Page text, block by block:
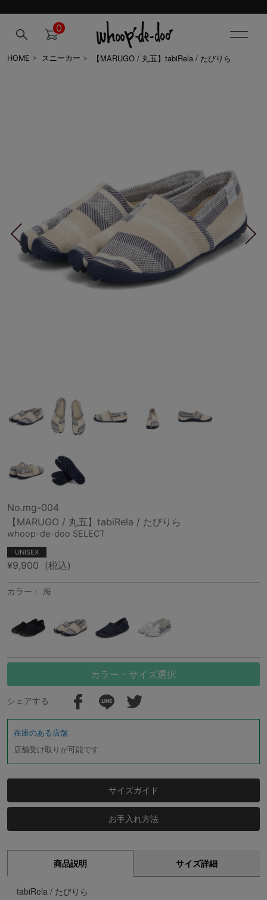
0
HOME > スニーカー > 【MARUGO / 丸五】tabiRela / たびりら
No.mg-004
【MARUGO / 丸五】tabiRela / たびりら
whoop-de-doo SELECT
UNISEX
¥9,900 (税込)
カラー： 海
カラー・サイズ選択
シェアする
在庫のある店舗
店舗受け取りが可能です
サイズガイド
お手入れ方法
商品説明 サイズ詳細
tabiRela / たびりら